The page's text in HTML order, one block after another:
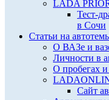
LADA
Тест-
в Сочи
Статьи на
О ВАЗе и
Личности в
О пробегах и
Сайт